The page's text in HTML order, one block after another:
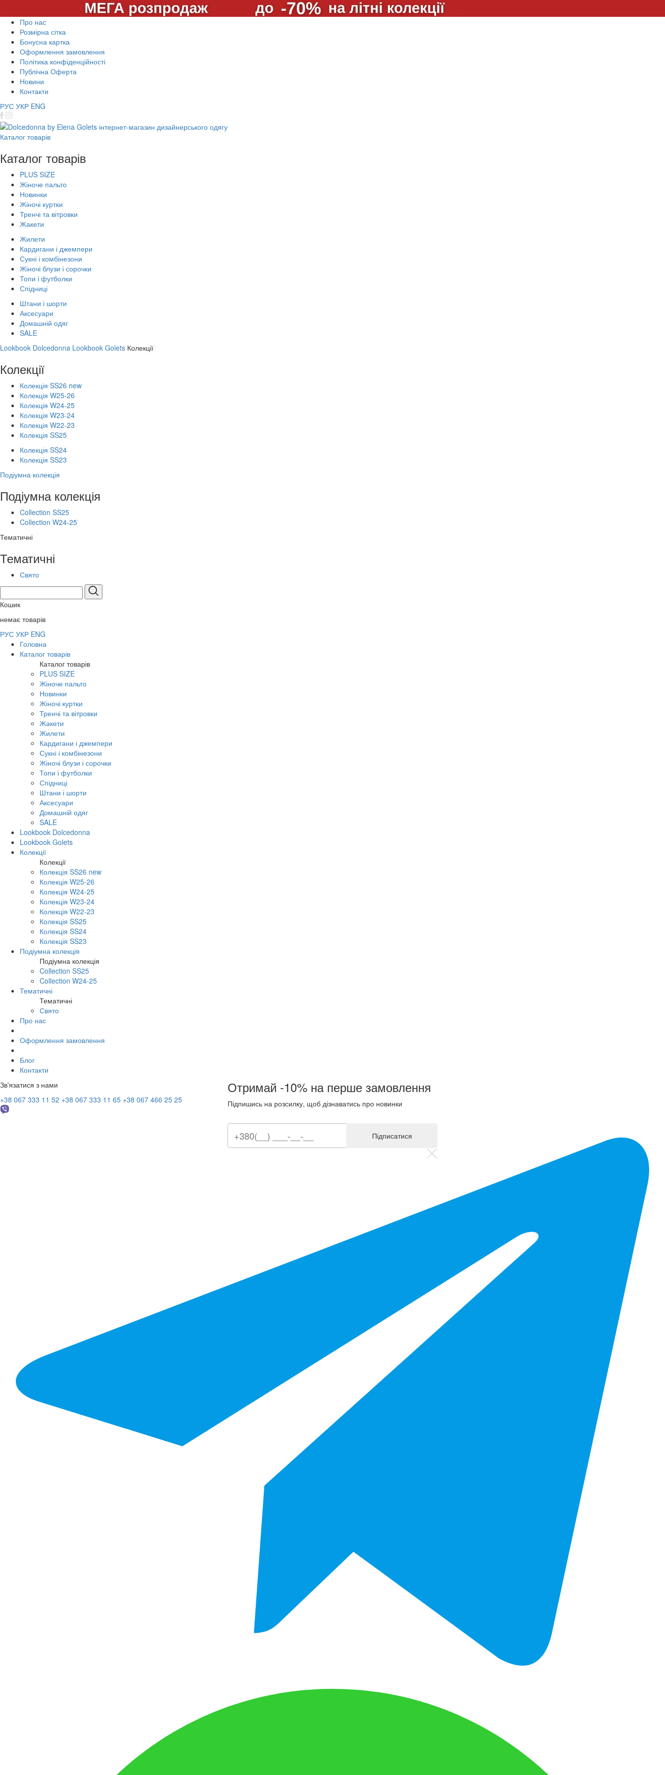
Про нас
Розмірна сітка
Бонусна картка
Оформлення замовлення
Політика конфіденційності
Публічна Оферта
Новини
Контакти
РУС УКР ENG
Каталог товарів
Каталог товарів
PLUS SIZE
Жіноче пальто
Новинки
Жіночі куртки
Тренчі та вітровки
Жакети
Жилети
Кардигани і джемпери
Сукні і комбінезони
Жіночі блузи і сорочки
Топи і футболки
Спідниці
Штани і шорти
Аксесуари
Домашній одяг
SALE
Lookbook Dolcedonna Lookbook Golets Колекції
Колекції
Колекція SS26 new
Колекція W25-26
Колекція W24-25
Колекція W23-24
Колекція W22-23
Колекція SS25
Колекція SS24
Колекція SS23
Подіумна колекція
Подіумна колекція
Collection SS25
Collection W24-25
Тематичні
Тематичні
Свято
Кошик
немає товарів
РУС УКР ENG
Головна
Каталог товарів
Каталог товарів
PLUS SIZE
Жіноче пальто
Новинки
Жіночі куртки
Тренчі та вітровки
Жакети
Жилети
Кардигани і джемпери
Сукні і комбінезони
Жіночі блузи і сорочки
Топи і футболки
Спідниці
Штани і шорти
Аксесуари
Домашній одяг
SALE
Lookbook Dolcedonna
Lookbook Golets
Колекції
Колекції
Колекція SS26 new
Колекція W25-26
Колекція W24-25
Колекція W23-24
Колекція W22-23
Колекція SS25
Колекція SS24
Колекція SS23
Подіумна колекція
Подіумна колекція
Collection SS25
Collection W24-25
Тематичні
Тематичні
Свято
Про нас
Оформлення замовлення
Блог
Контакти
Зв'язатися з нами
+38 067 333 11 52 +38 067 333 11 65 +38 067 466 25 25
Отримай -10% на перше замовлення
Підпишись на розсилку, щоб дізнаватись про новинки
Підписатися